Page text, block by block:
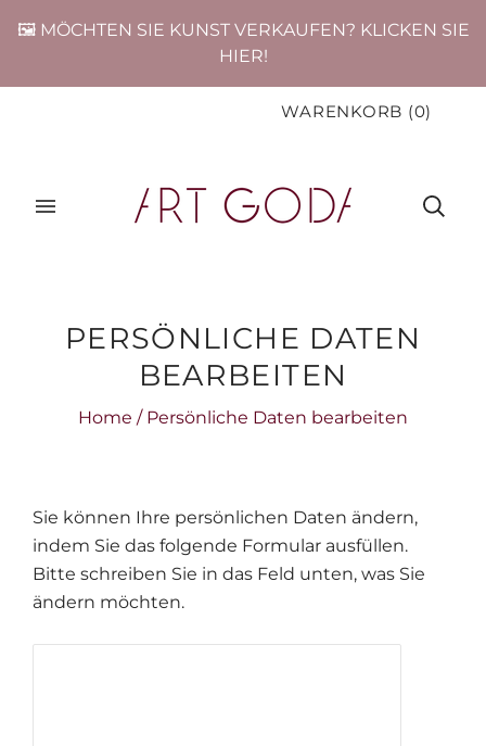
🖼️ MÖCHTEN SIE KUNST VERKAUFEN? KLICKEN SIE
HIER!
WARENKORB (0)
PERSÖNLICHE DATEN
BEARBEITEN
Home / Persönliche Daten bearbeiten
Sie können Ihre persönlichen Daten ändern,
indem Sie das folgende Formular ausfüllen.
Bitte schreiben Sie in das Feld unten, was Sie
ändern möchten.